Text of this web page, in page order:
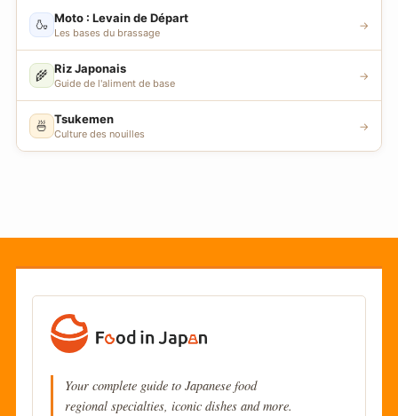
🍶 Moto : Levain de Départ
Les bases du brassage
→
🌾 Riz Japonais
Guide de l'aliment de base
→
🍜 Tsukemen
Culture des nouilles
→
Your complete guide to Japanese food
regional specialties, iconic dishes and more.